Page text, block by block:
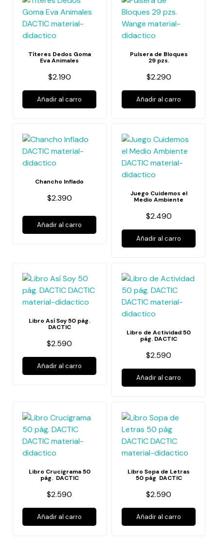
Títeres Dedos Goma
Eva Animales
$2.190
Añadir al carro
Pulsera de Bloques
29 pzs.
$2.290
Añadir al carro
Chancho Inflado
$2.390
Añadir al carro
Juego Cuidemos el
Medio Ambiente
$2.490
Añadir al carro
Libro Así Soy 50 pág.
DACTIC
$2.590
Añadir al carro
Libro de Actividad 50
pág. DACTIC
$2.590
Añadir al carro
Libro Crucigrama 50
pág. DACTIC
$2.590
Añadir al carro
Libro Sopa de Letras
50 pág DACTIC
$2.590
Añadir al carro